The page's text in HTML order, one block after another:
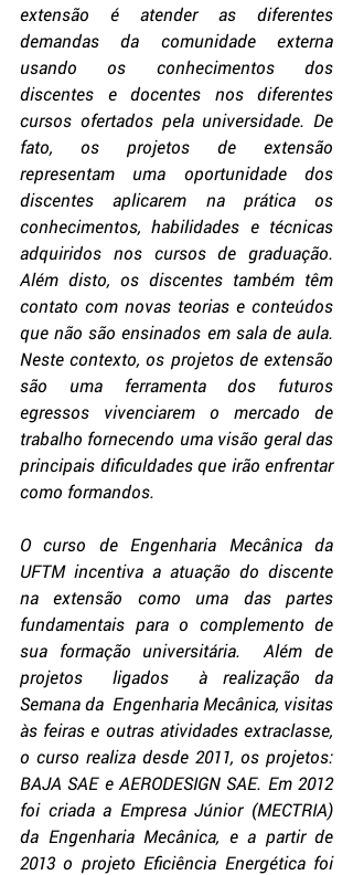
extensão é atender as diferentes
demandas da comunidade externa
usando os conhecimentos dos
discentes e docentes nos diferentes
cursos ofertados pela universidade. De
fato, os projetos de extensão
representam uma oportunidade dos
discentes aplicarem na prática os
conhecimentos, habilidades e técnicas
adquiridos nos cursos de graduação.
Além disto, os discentes também têm
contato com novas teorias e conteúdos
que não são ensinados em sala de aula.
Neste contexto, os projetos de extensão
são uma ferramenta dos futuros
egressos vivenciarem o mercado de
trabalho fornecendo uma visão geral das
principais dificuldades que irão enfrentar
como formandos.
O curso de Engenharia Mecânica da
UFTM incentiva a atuação do discente
na extensão como uma das partes
fundamentais para o complemento de
sua formação universitária.  Além de
projetos  ligados  à realização da
Semana da  Engenharia Mecânica, visitas
às feiras e outras atividades extraclasse,
o curso realiza desde 2011, os projetos:
BAJA SAE e AERODESIGN SAE. Em 2012
foi criada a Empresa Júnior (MECTRIA)
da Engenharia Mecânica, e a partir de
2013 o projeto Eficiência Energética foi